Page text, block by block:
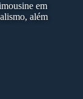
em
além